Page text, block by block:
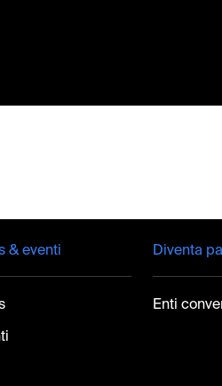
& eventi Diventa
Enti